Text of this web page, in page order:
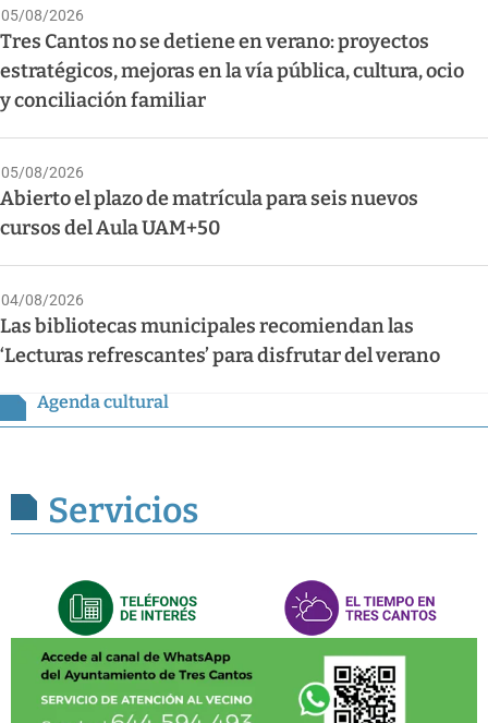
05/08/2026
Tres Cantos no se detiene en verano: proyectos
estratégicos, mejoras en la vía pública, cultura, ocio
y conciliación familiar
05/08/2026
Abierto el plazo de matrícula para seis nuevos
cursos del Aula UAM+50
04/08/2026
Las bibliotecas municipales recomiendan las
‘Lecturas refrescantes’ para disfrutar del verano
Agenda cultural
Servicios